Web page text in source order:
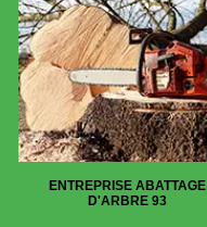
ENTREPRISE ABATTAGE
D'ARBRE 93